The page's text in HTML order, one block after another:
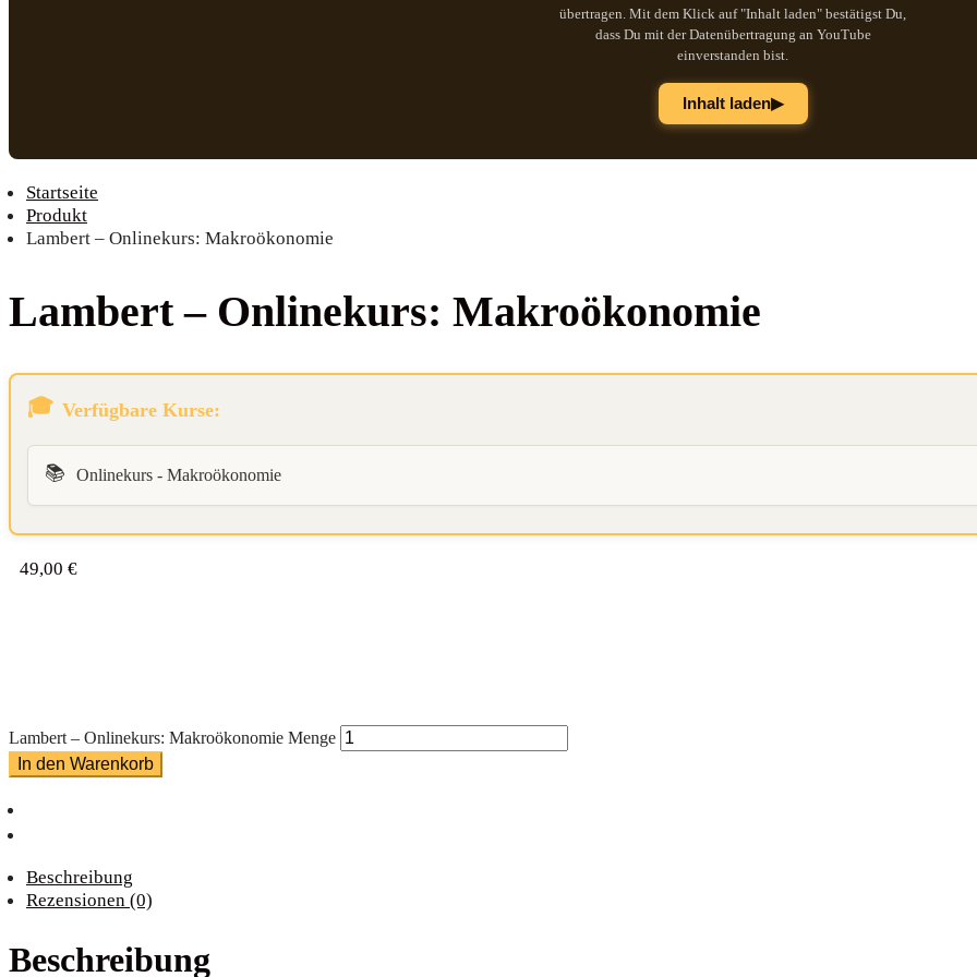
übertragen. Mit dem Klick auf "Inhalt laden" bestätigst Du,
dass Du mit der Datenübertragung an YouTube
einverstanden bist.
Inhalt laden▶
Startseite
Produkt
Lambert – Onlinekurs: Makroökonomie
Lam­bert – Online­kurs: Makroökonomie
Verfügbare Kurse:
📚 Onlinekurs - Makroökonomie
49,00 €
Lambert – Onlinekurs: Makroökonomie Menge
In den Warenkorb
Beschreibung
Rezensionen (0)
Beschreibung